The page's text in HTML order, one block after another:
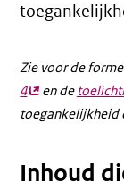
Zie voor de
4(externe
link)
en de
toegankelijkheid
Inhoud